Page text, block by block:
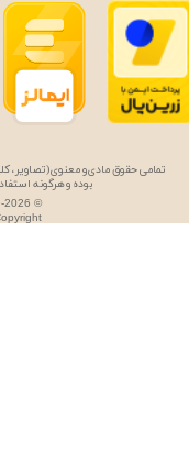
تمامی حقوق مادی و معنوی
بوده و هرگونه
2026 ©